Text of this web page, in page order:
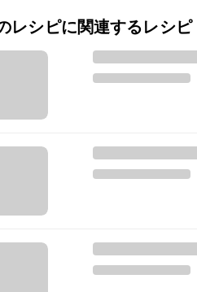
レシピに関連するレシピ